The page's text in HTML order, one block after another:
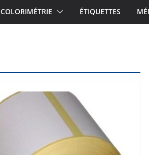
COLORIMÉTRIE ÉTIQUETTES